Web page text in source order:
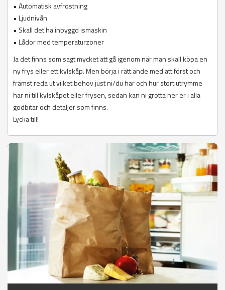
• Automatisk avfrostning
• Ljudnivån
• Skall det ha inbyggd ismaskin
• Lådor med temperaturzoner
Ja det finns som sagt mycket att gå igenom när man skall köpa en
ny frys eller ett kylskåp. Men börja i rätt ände med att först och
främst reda ut vilket behov just ni/du har och hur stort utrymme
har ni till kylskåpet eller frysen, sedan kan ni grotta ner er i alla
godbitar och detaljer som finns.
Lycka till!